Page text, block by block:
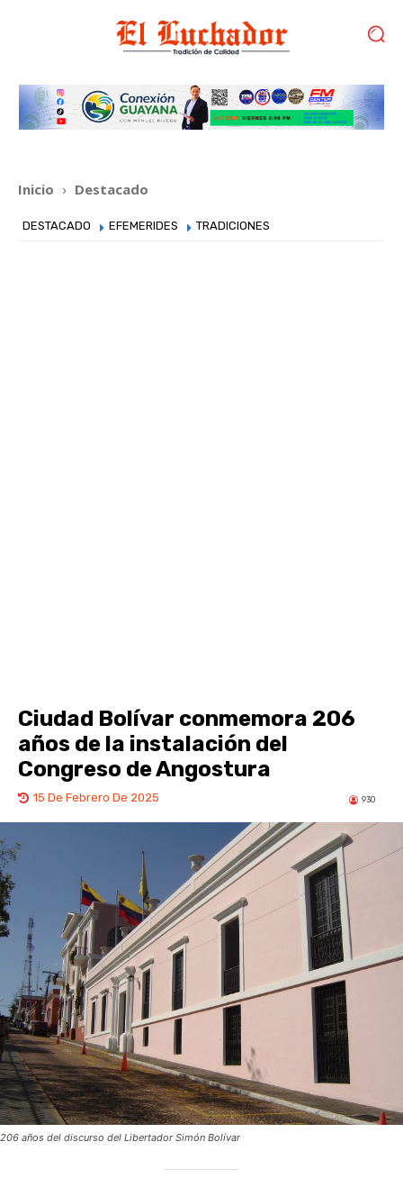
Inicio Destacado
DESTACADO EFEMERIDES TRADICIONES
Ciudad Bolívar conmemora 206
años de la instalación del
Congreso de Angostura
15 De Febrero De 2025 930
206 años del discurso del Libertador Simón Bolívar